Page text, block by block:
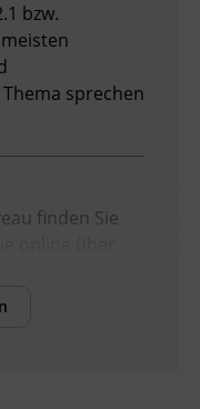
bzw.
sprechen
finden Sie